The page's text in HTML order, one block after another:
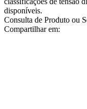
disponíveis.
Consulta de Produto ou
Compartilhar em: